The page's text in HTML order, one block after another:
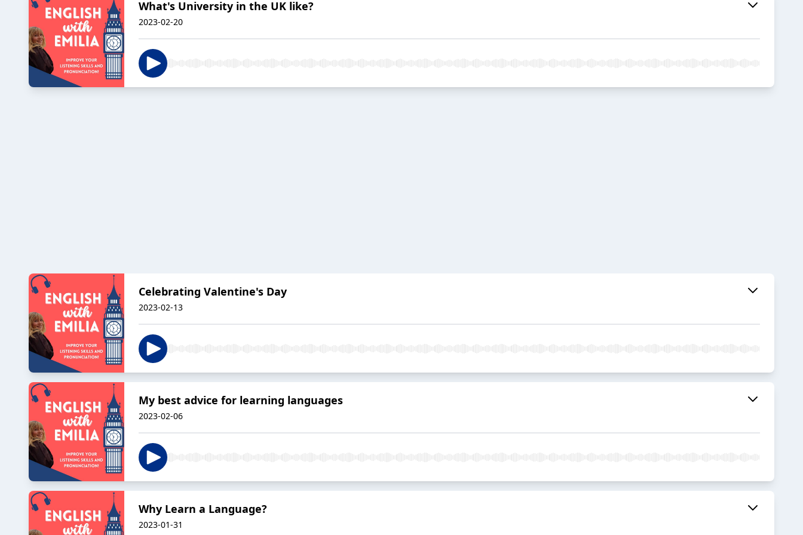
What's University in the UK like?
2023-02-20
Celebrating Valentine's Day
2023-02-13
My best advice for learning languages
2023-02-06
Why Learn a Language?
2023-01-31